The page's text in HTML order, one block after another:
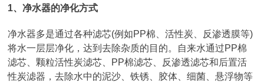
1、净水器的净化方式
净水器多是通过各种滤芯(例如PP棉、活性炭、反渗透膜等)
将水一层层净化，达到去除杂质的目的。自来水通过PP棉
滤芯、颗粒活性炭滤芯、PP棉滤芯、反渗透滤芯和后置活
性炭滤器，去除水中的泥沙、铁锈、胶体、细菌、悬浮物等